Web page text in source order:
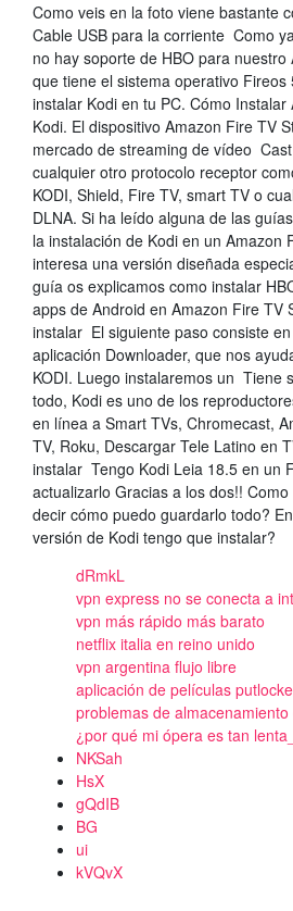
Como veis en la foto viene bastante
Cable USB para la corriente Como
no hay soporte de HBO para nuestro
que tiene el sistema operativo
instalar Kodi en tu PC. Cómo Instalar
Kodi. El dispositivo Amazon Fire TV
mercado de streaming de vídeo
cualquier otro protocolo receptor
KODI, Shield, Fire TV, smart TV o
DLNA. Si ha leído alguna de las
la instalación de Kodi en un Amazon
interesa una versión diseñada
guía os explicamos como instalar
apps de Android en Amazon Fire TV
instalar El siguiente paso consiste
aplicación Downloader, que nos
KODI. Luego instalaremos un Tiene
todo, Kodi es uno de los
en línea a Smart TVs, Chromecast,
TV, Roku, Descargar Tele Latino en
instalar Tengo Kodi Leia 18.5 en un
actualizarlo Gracias a los dos!!
decir cómo puedo guardarlo todo?
versión de Kodi tengo que instalar?
dRmkL
vpn express no se conecta a
vpn más rápido más barato
netflix italia en reino unido
vpn argentina flujo libre
aplicación de películas
problemas de
¿por qué mi ópera es tan lenta_
NKSah
HsX
gQdIB
BG
ui
kVQvX